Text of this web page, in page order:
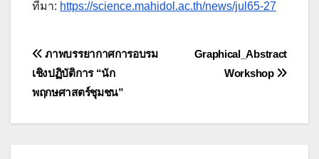
ที่มา: https://science.mahidol.ac.th/news/jul65-27
Post
navigation
Graphical_Abstract
Workshop
ภาพบรรยากาศการอบรม
เชิงปฏิบัติการ “นัก
พฤกษศาสตร์ชุมชน”